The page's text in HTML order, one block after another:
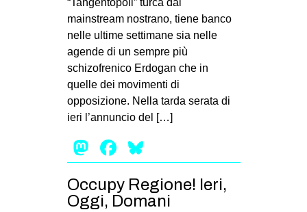
mainstream nostrano, tiene banco
nelle ultime settimane sia nelle
agende di un sempre più
schizofrenico Erdogan che in
quelle dei movimenti di
opposizione. Nella tarda serata di
ieri l’annuncio del […]
Mastodon
Facebook
Occupy Regione! Ieri,
Oggi, Domani